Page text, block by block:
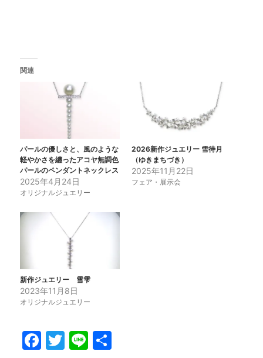
関連
パールの優しさと、風のような
軽やかさを纏ったアコヤ無調色
パールのペンダントネックレス
2025年4月24日
オリジナルジュエリー
2026新作ジュエリー 雪待月
（ゆきまちづき）
2025年11月22日
フェア・展示会
新作ジュエリー 雪雫
2023年11月8日
オリジナルジュエリー
F
T
Li